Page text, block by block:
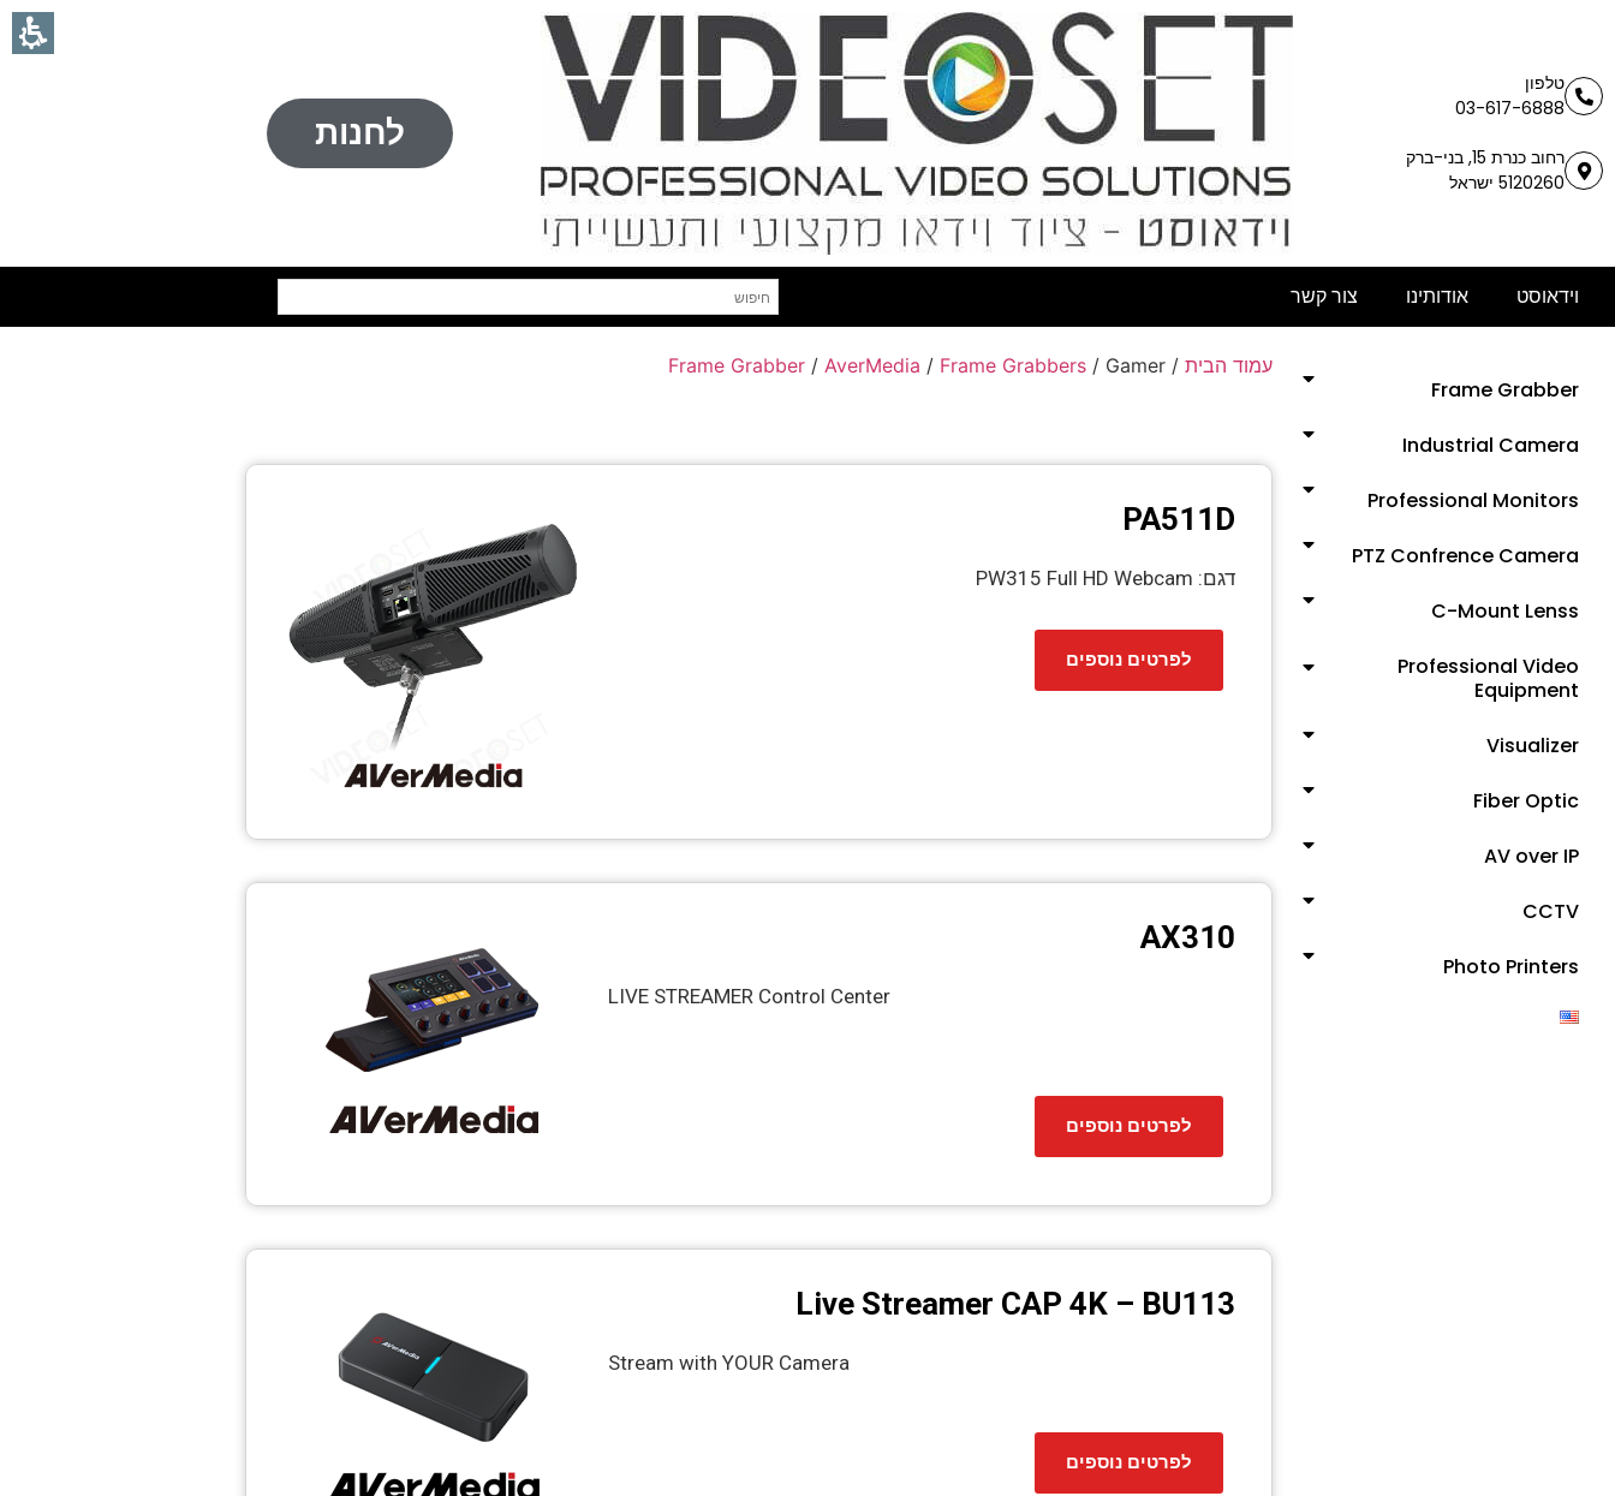
טלפון
03-617-6888
רחוב כנרת 15, בני-ברק
5120260 ישראל
לחנות
וידאוסט אודותינו צור קשר
Frame Grabber
Industrial Camera
Professional Monitors
PTZ Confrence Camera
C-Mount Lenss
Professional Video
Equipment
Visualizer
Fiber Optic
AV over IP
CCTV
Photo Printers
עמוד הבית /
Frame Grabber / AverMedia / Frame Grabbers​ / Gamer
PA511D
דגם: PW315 Full HD Webcam
לפרטים נוספים
AX310
LIVE STREAMER Control Center
לפרטים נוספים
Live Streamer CAP 4K – BU113
Stream with YOUR Camera
לפרטים נוספים